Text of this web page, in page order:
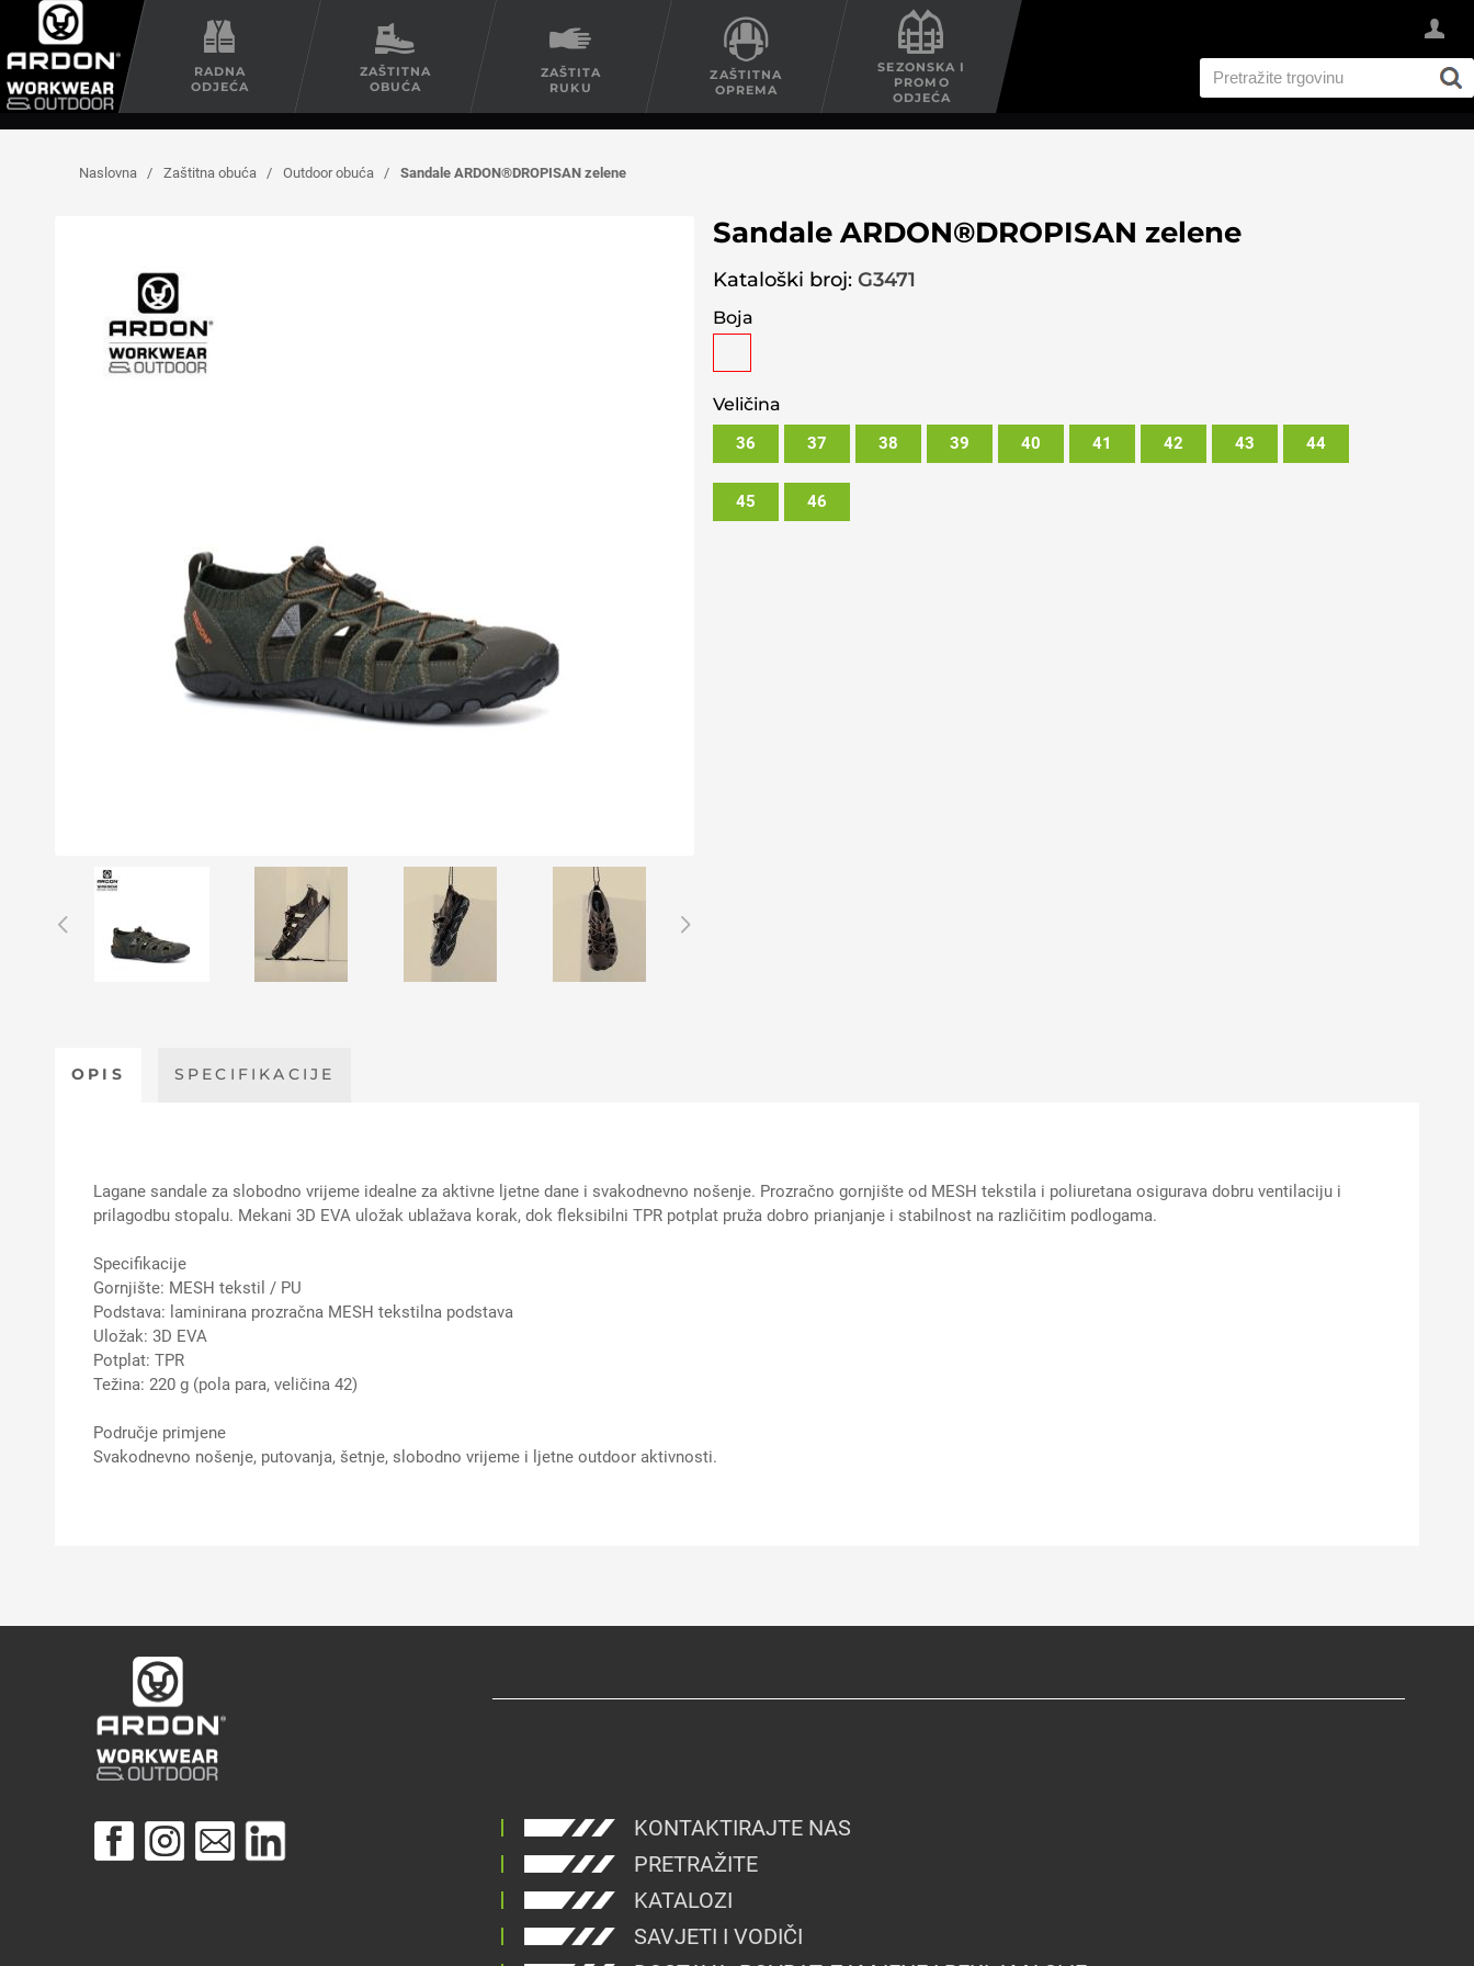
RADNA
ODJEĆA
ZAŠTITNA
OBUĆA
ZAŠTITA
RUKU
ZAŠTITNA
OPREMA
SEZONSKA I
PROMO
ODJEĆA
Naslovna / Zaštitna obuća / Outdoor obuća / Sandale ARDON®DROPISAN zelene
Sandale ARDON®DROPISAN zelene
Kataloški broj: G3471
Boja
Veličina
36 37 38 39 40 41 42 43 44
45 46
OPIS SPECIFIKACIJE
Lagane sandale za slobodno vrijeme idealne za aktivne ljetne dane i svakodnevno nošenje. Prozračno gornjište od MESH tekstila i poliuretana osigurava dobru ventilaciju i
prilagodbu stopalu. Mekani 3D EVA uložak ublažava korak, dok fleksibilni TPR potplat pruža dobro prianjanje i stabilnost na različitim podlogama.
Specifikacije
Gornjište: MESH tekstil / PU
Podstava: laminirana prozračna MESH tekstilna podstava
Uložak: 3D EVA
Potplat: TPR
Težina: 220 g (pola para, veličina 42)
Područje primjene
Svakodnevno nošenje, putovanja, šetnje, slobodno vrijeme i ljetne outdoor aktivnosti.
KONTAKTIRAJTE NAS
PRETRAŽITE
KATALOZI
SAVJETI I VODIČI